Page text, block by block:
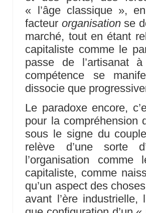
« l’âge classique »,
facteur organisationse
marché, tout en étant
capitaliste comme le
passe de l’artisanat
compétence se
dissocie que
Le paradoxe encore,
pour la compréhension
sous le signe du
relève d’une sorte
l’organisation
capitaliste, comme
qu’un aspect des
avant l’ère